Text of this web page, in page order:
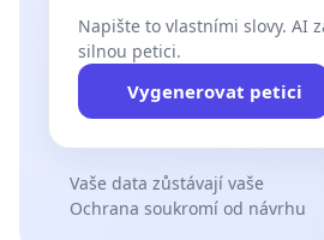
Napište to vlastními slovy. AI
silnou petici.
Vygenerovat petici
Vaše data zůstávají vaše
Ochrana soukromí od návrhu